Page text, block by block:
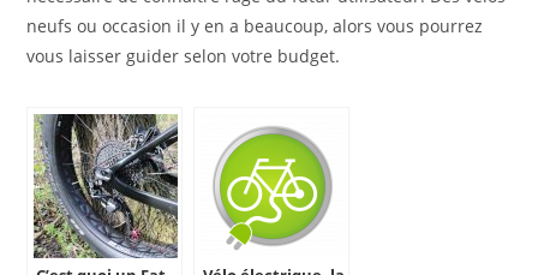
neufs ou occasion il y en a beaucoup, alors vous pourrez
vous laisser guider selon votre budget.